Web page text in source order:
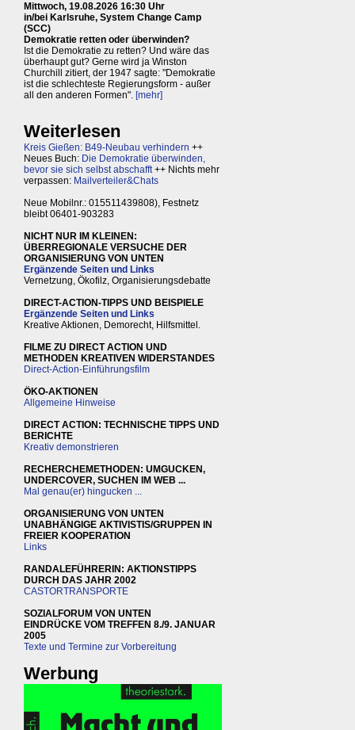
Mittwoch, 19.08.2026 16:30 Uhr
in/bei Karlsruhe, System Change Camp
(SCC)
Demokratie retten oder überwinden?
Ist die Demokratie zu retten? Und wäre das
überhaupt gut? Gerne wird ja Winston
Churchill zitiert, der 1947 sagte: "Demokratie
ist die schlechteste Regierungsform - außer
all den anderen Formen". [mehr]
Weiterlesen
Kreis Gießen: B49-Neubau verhindern ++
Neues Buch: Die Demokratie überwinden,
bevor sie sich selbst abschafft++ Nichts mehr
verpassen: Mailverteiler&Chats
Neue Mobilnr.: 015511439808), Festnetz
bleibt 06401-903283
NICHT NUR IM KLEINEN:
ÜBERREGIONALE VERSUCHE DER
ORGANISIERUNG VON UNTEN
Ergänzende Seiten und Links
Vernetzung, Ökofilz, Organisierungsdebatte
DIRECT-ACTION-TIPPS UND BEISPIELE
Ergänzende Seiten und Links
Kreative Aktionen, Demorecht, Hilfsmittel.
FILME ZU DIRECT ACTION UND
METHODEN KREATIVEN WIDERSTANDES
Direct-Action-Einführungsfilm
ÖKO-AKTIONEN
Allgemeine Hinweise
DIRECT ACTION: TECHNISCHE TIPPS UND
BERICHTE
Kreativ demonstrieren
RECHERCHEMETHODEN: UMGUCKEN,
UNDERCOVER, SUCHEN IM WEB ...
Mal genau(er) hingucken ...
ORGANISIERUNG VON UNTEN
UNABHÄNGIGE AKTIVISTIS/GRUPPEN IN
FREIER KOOPERATION
Links
RANDALEFÜHRERIN: AKTIONSTIPPS
DURCH DAS JAHR 2002
CASTORTRANSPORTE
SOZIALFORUM VON UNTEN
EINDRÜCKE VOM TREFFEN 8./9. JANUAR
2005
Texte und Termine zur Vorbereitung
Werbung